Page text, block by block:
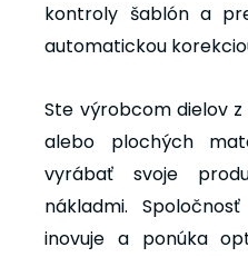
kontroly šablón a
automatickou
Ste výrobcom dielov
alebo plochých
vyrábať svoje
nákladmi.
inovuje a ponúka